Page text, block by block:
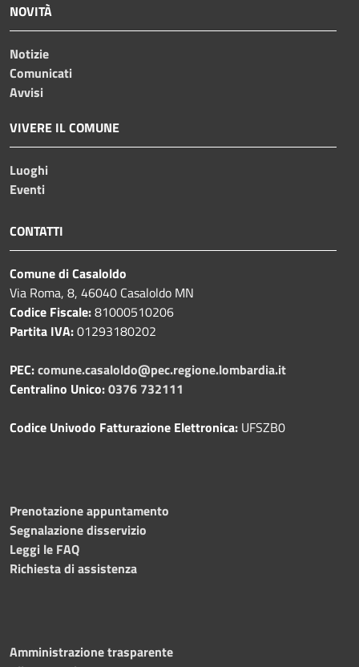
NOVITÀ
Notizie
Comunicati
Avvisi
VIVERE IL COMUNE
Luoghi
Eventi
CONTATTI
Comune di Casaloldo
Via Roma, 8, 46040 Casaloldo MN
Codice Fiscale:81000510206
Partita IVA:01293180202
PEC:comune.casaloldo@pec.regione.lombardia.it
Centralino Unico:0376 732111
Codice Univodo Fatturazione Elettronica: UFSZB0
Prenotazione appuntamento
Segnalazione disservizio
Leggi le FAQ
Richiesta di assistenza
Amministrazione trasparente